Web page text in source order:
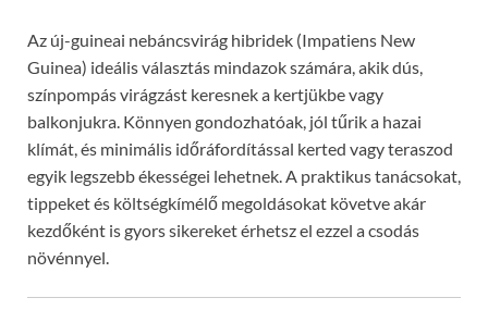
Az új-guineai nebáncsvirág hibridek (Impatiens New
Guinea) ideális választás mindazok számára, akik dús,
színpompás virágzást keresnek a kertjükbe vagy
balkonjukra. Könnyen gondozhatóak, jól tűrik a hazai
klímát, és minimális időráfordítással kerted vagy teraszod
egyik legszebb ékességei lehetnek. A praktikus tanácsokat,
tippeket és költségkímélő megoldásokat követve akár
kezdőként is gyors sikereket érhetsz el ezzel a csodás
növénnyel.